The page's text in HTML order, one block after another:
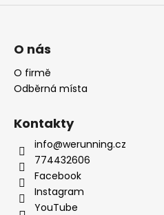
O nás
O firmě
Odběrná místa
Kontakty
info@werunning.cz
774432606
Facebook
Instagram
YouTube